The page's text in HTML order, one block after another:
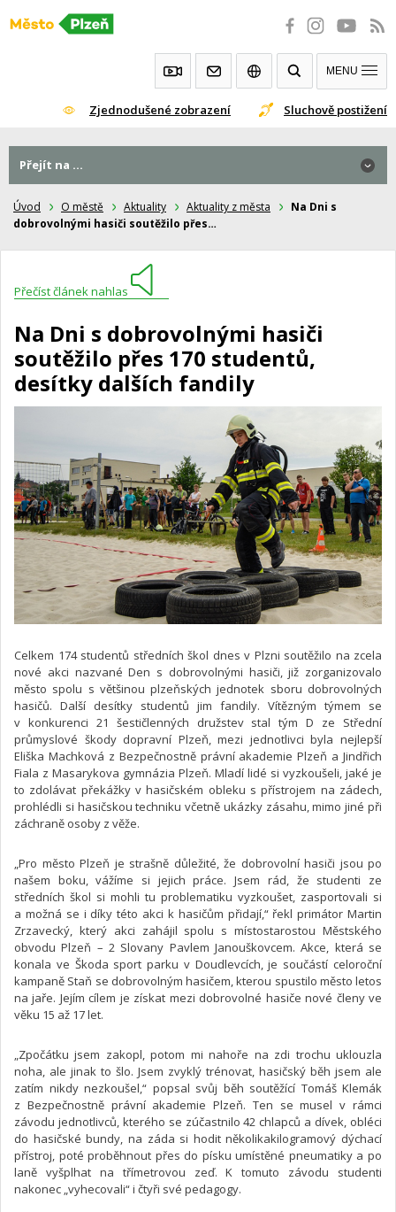
Přeskočit
Zjednodušené zobrazení Sluchově postižení
MENU
Úvod O městě Aktuality Aktuality z města
Na Dni s
dobrovolnými hasiči soutěžilo přes…
Přečíst článek nahlas
Na Dni s dobrovolnými hasiči
soutěžilo přes 170 studentů,
desítky dalších fandily
Celkem 174 studentů středních škol dnes v Plzni soutěžilo na zcela
nové akci nazvané Den s dobrovolnými hasiči, již zorganizovalo
město spolu s většinou plzeňských jednotek sboru dobrovolných
hasičů. Další desítky studentů jim fandily. Vítězným týmem se
v konkurenci 21 šestičlenných družstev stal tým D ze Střední
průmyslové škody dopravní Plzeň, mezi jednotlivci byla nejlepší
Eliška Machková z Bezpečnostně právní akademie Plzeň a Jindřich
Fiala z Masarykova gymnázia Plzeň. Mladí lidé si vyzkoušeli, jaké je
to zdolávat překážky v hasičském obleku s přístrojem na zádech,
prohlédli si hasičskou techniku včetně ukázky zásahu, mimo jiné při
záchraně osoby z věže.
„Pro město Plzeň je strašně důležité, že dobrovolní hasiči jsou po
našem boku, vážíme si jejich práce. Jsem rád, že studenti ze
středních škol si mohli tu problematiku vyzkoušet, zasportovali si
a možná se i díky této akci k hasičům přidají,“ řekl primátor Martin
Zrzavecký, který akci zahájil spolu s místostarostou Městského
obvodu Plzeň – 2 Slovany Pavlem Janouškovcem. Akce, která se
konala ve Škoda sport parku v Doudlevcích, je součástí celoroční
kampaně Staň se dobrovolným hasičem, kterou spustilo město letos
na jaře. Jejím cílem je získat mezi dobrovolné hasiče nové členy ve
věku 15 až 17 let.
„Zpočátku jsem zakopl, potom mi nahoře na zdi trochu uklouzla
noha, ale jinak to šlo. Jsem zvyklý trénovat, hasičský běh jsem ale
zatím nikdy nezkoušel,“ popsal svůj běh soutěžící Tomáš Klemák
z Bezpečnostně právní akademie Plzeň. Ten se musel v rámci
závodu jednotlivců, kterého se zúčastnilo 42 chlapců a dívek, obléci
do hasičské bundy, na záda si hodit několikakilogramový dýchací
přístroj, poté proběhnout přes do písku umístěné pneumatiky a po
laně vyšplhat na třímetrovou zeď. K tomuto závodu studenti
nakonec „vyhecovali“ i čtyři své pedagogy.
Přejít na ...